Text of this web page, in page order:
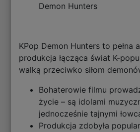
Demon Hunters
KPop Demon Hunters to pełna
produkcja łącząca świat K-
walką przeciwko siłom
Bohaterowie filmu
życie – są idolami
jednocześnie tajnymi
Produkcja zdobyła